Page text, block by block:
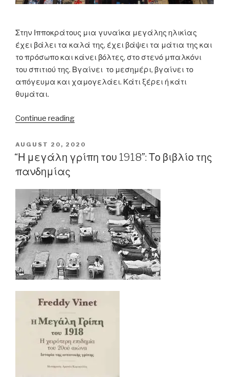
Στην Ιπποκράτους μια γυναίκα μεγάλης ηλικίας
έχει βάλει τα καλά της, έχει βάψει τα μάτια της και
το πρόσωπο και κάνει βόλτες, στο στενό μπαλκόνι
του σπιτιού της. Βγαίνει το μεσημέρι, βγαίνει το
απόγευμα και χαμογελάει. Κάτι ξέρει ή κάτι
θυμάται.
Continue reading“Ιπποκράτους:
θόρυβος”
POSTED
ON
AUGUST 20, 2020
“Η μεγάλη γρίπη του 1918”: Το βιβλίο της
πανδημίας